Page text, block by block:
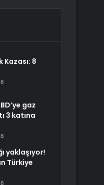
Kazası: 8
gaz
3 katına
yaklaşıyor!
Türkiye